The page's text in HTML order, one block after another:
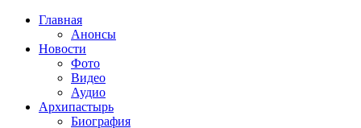
Главная
Анонсы
Новости
Фото
Видео
Аудио
Архипастырь
Биография